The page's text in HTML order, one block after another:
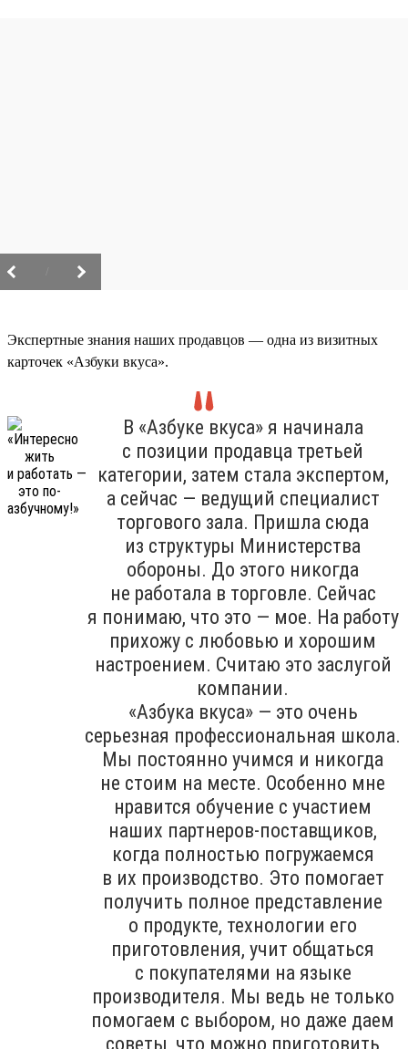
Экспертные знания наших продавцов — одна из визитных
карточек «Азбуки вкуса».
В «Азбуке вкуса» я начинала
с позиции продавца третьей
категории, затем стала экспертом,
а сейчас — ведущий специалист
торгового зала. Пришла сюда
из структуры Министерства
обороны. До этого никогда
не работала в торговле. Сейчас
я понимаю, что это — мое. На работу
прихожу с любовью и хорошим
настроением. Считаю это заслугой
компании.
«Азбука вкуса» — это очень
серьезная профессиональная школа.
Мы постоянно учимся и никогда
не стоим на месте. Особенно мне
нравится обучение с участием
наших партнеров-поставщиков,
когда полностью погружаемся
в их производство. Это помогает
получить полное представление
о продукте, технологии его
приготовления, учит общаться
с покупателями на языке
производителя. Мы ведь не только
помогаем с выбором, но даже даем
советы, что можно приготовить